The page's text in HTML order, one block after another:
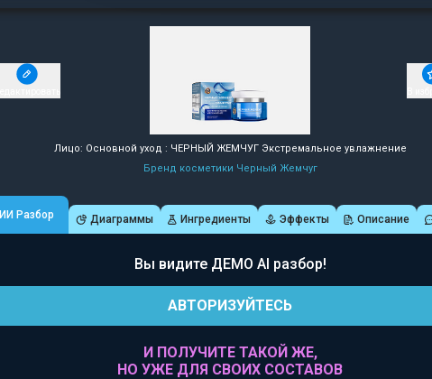
Лицо: Основной уход : ЧЕРНЫЙ ЖЕМЧУГ Экстремальное увлажнение
Бренд косметики Черный Жемчуг
ИИ Разбор Диаграммы Ингредиенты Эффекты Описание
Вы видите ДЕМО AI разбор!
АВТОРИЗУЙТЕСЬ
И ПОЛУЧИТЕ ТАКОЙ ЖЕ,
НО УЖЕ ДЛЯ СВОИХ СОСТАВОВ